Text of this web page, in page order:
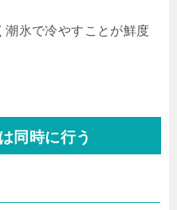
潮氷で冷やすことが鮮度
同時に行う